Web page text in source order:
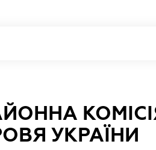
УКРАЇНИ